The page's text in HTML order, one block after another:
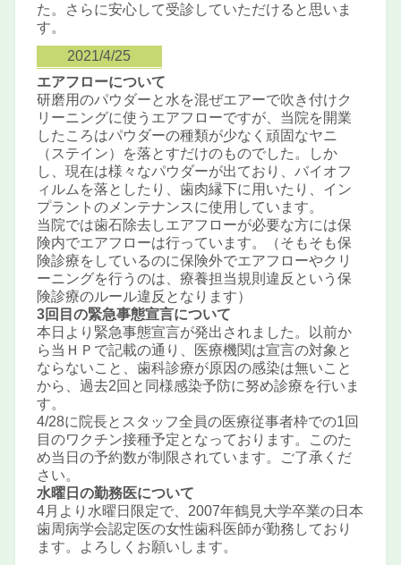
た。さらに安心して受診していただけると思いま
す。
2021/4/25
エアフローについて
研磨用のパウダーと水を混ぜエアーで吹き付けク
リーニングに使うエアフローですが、当院を開業
したころはパウダーの種類が少なく頑固なヤニ
（ステイン）を落とすだけのものでした。しか
し、現在は様々なパウダーが出ており、バイオフ
ィルムを落としたり、歯肉縁下に用いたり、イン
プラントのメンテナンスに使用しています。
当院では歯石除去しエアフローが必要な方には保
険内でエアフローは行っています。（そもそも保
険診療をしているのに保険外でエアフローやクリ
ーニングを行うのは、療養担当規則違反という保
険診療のルール違反となります）
3回目の緊急事態宣言について
本日より緊急事態宣言が発出されました。以前か
ら当ＨＰで記載の通り、医療機関は宣言の対象と
ならないこと、歯科診療が原因の感染は無いこと
から、過去2回と同様感染予防に努め診療を行いま
す。
4/28に院長とスタッフ全員の医療従事者枠での1回
目のワクチン接種予定となっております。このた
め当日の予約数が制限されています。ご了承くだ
さい。
水曜日の勤務医について
4月より水曜日限定で、2007年鶴見大学卒業の日本
歯周病学会認定医の女性歯科医師が勤務しており
ます。よろしくお願いします。